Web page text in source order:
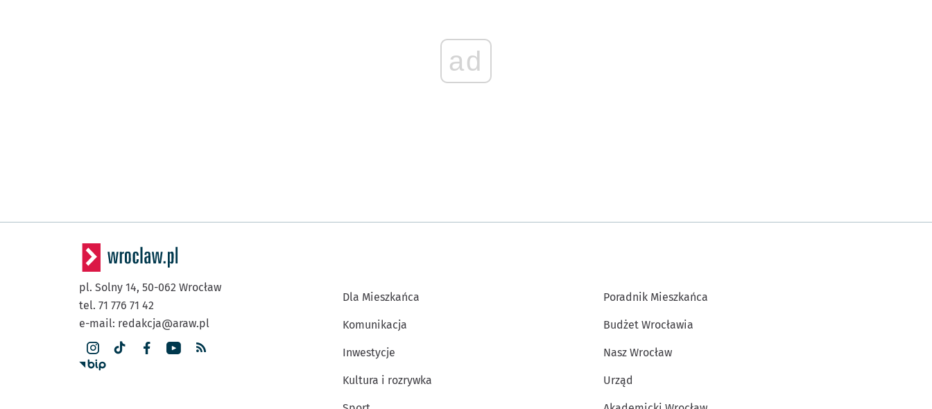
ad
pl. Solny 14, 50-062 Wrocław
tel. 71 776 71 42
e-mail: redakcja@araw.pl
Dla Mieszkańca
Komunikacja
Inwestycje
Kultura i rozrywka
Poradnik Mieszkańca
Budżet Wrocławia
Nasz Wrocław
Urząd